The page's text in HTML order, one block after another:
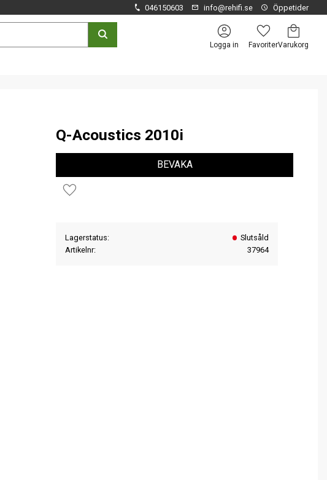
046150603 info@rehifi.se Öppetider
Logga in
Favoriter
Kundvagn
Q-Acoustics 2010i
Lägg till i favoriter
BEVAKA
Lagerstatus
Slutsåld
Artikelnr
37964